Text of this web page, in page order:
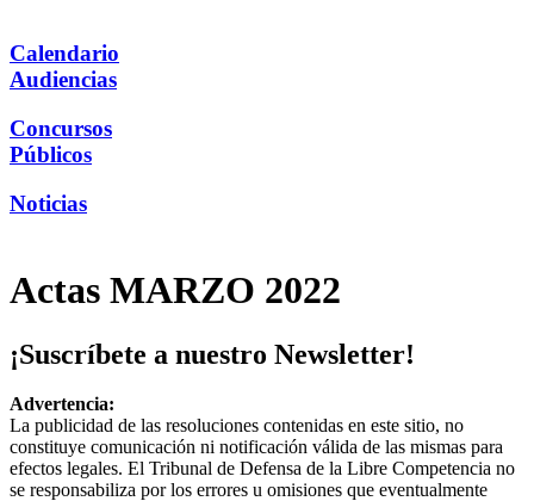
Calendario
Audiencias
Concursos
Públicos
Noticias
Actas MARZO 2022
¡Suscríbete a nuestro Newsletter!
Advertencia:
La publicidad de las resoluciones contenidas en este sitio, no
constituye comunicación ni notificación válida de las mismas para
efectos legales. El Tribunal de Defensa de la Libre Competencia no
se responsabiliza por los errores u omisiones que eventualmente